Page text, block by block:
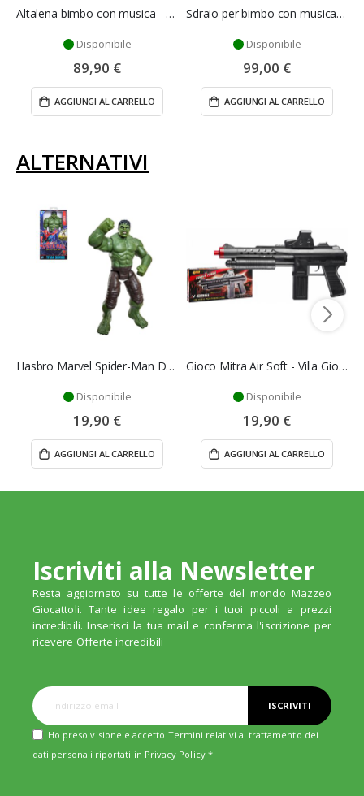
Altalena bimbo con musica - Mazzeo Giocattoli
Disponibile
89,90 €
AGGIUNGI AL CARRELLO
Sdraio per bimbo con musica - Mazzeo Gioccatoli
Disponibile
99,00 €
AGGIUNGI AL CARRELLO
ALTERNATIVI
Hasbro Marvel Spider-Man Day Titan Series Hulk Action Figure
Disponibile
19,90 €
AGGIUNGI AL CARRELLO
Gioco Mitra Air Soft - Villa Giocattoli
Disponibile
19,90 €
AGGIUNGI AL CARRELLO
Iscriviti alla Newsletter
Resta aggiornato su tutte le offerte del mondo Mazzeo
Giocattoli. Tante idee regalo per i tuoi piccoli a prezzi
incredibili. Inserisci la tua mail e conferma l'iscrizione per
ricevere Offerte incredibili
ISCRIVITI
Ho preso visione e accetto Termini relativi al trattamento dei
dati personali riportati in Privacy Policy*